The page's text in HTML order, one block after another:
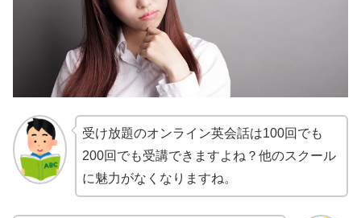
受け放題のオンライン英会話は100回でも
200回でも受講できますよね？他のスクール
に魅力がなくなりますね。